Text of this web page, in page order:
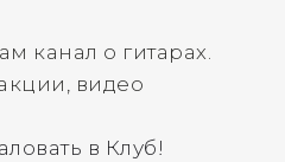
канал о гитарах.
видео
в Клуб!